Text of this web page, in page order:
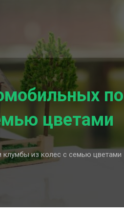
цветами
из колес с семью цветами